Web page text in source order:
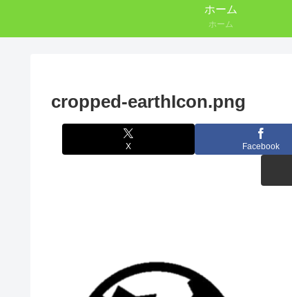
ホーム
ホーム
cropped-earthIcon.png
X Facebook